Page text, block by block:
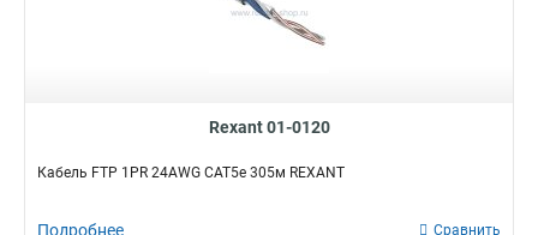
Rexant 01-0120
Кабель FTP 1PR 24AWG CAT5e 305м REXANT
Подробнее Сравнить